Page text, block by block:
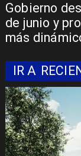
Gobierno
de junio y
más
IR A